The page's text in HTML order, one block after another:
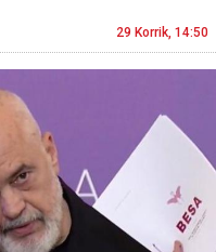
29 Korrik, 14:50